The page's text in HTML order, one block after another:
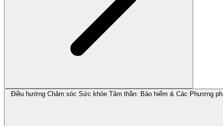
Điều hướng Chăm sóc Sức khỏe Tâm thần: Bảo hiểm & Các Phương